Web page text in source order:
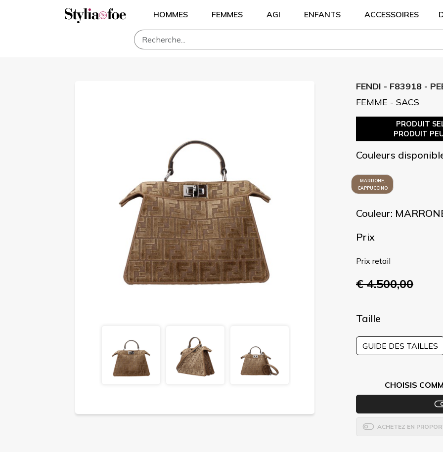
HOMMES FEMMES AGI ENFANTS ACCESSOIRES
FENDI - F83918 -
FEMME - SACS
PRODUIT
PRODUIT
Couleurs
MARRONE,
CAPPUCCINO
Couleur:
Prix
Prix retail
€ 4.500,00
Taille
GUIDE DES TAILLES
CHOISIS
ACHETEZ EN